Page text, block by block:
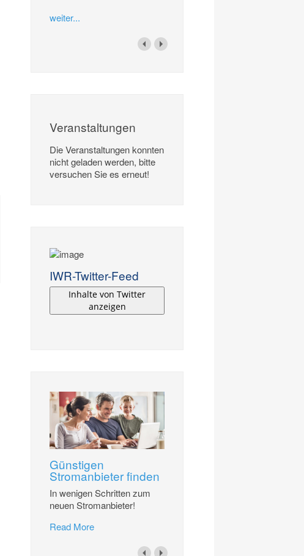
weiter...
Veranstaltungen
Die Veranstaltungen konnten
nicht geladen werden, bitte
versuchen Sie es erneut!
IWR-Twitter-Feed
Inhalte von Twitter
anzeigen
Günstigen
Stromanbieter finden
In wenigen Schritten zum
neuen Stromanbieter!
Read More